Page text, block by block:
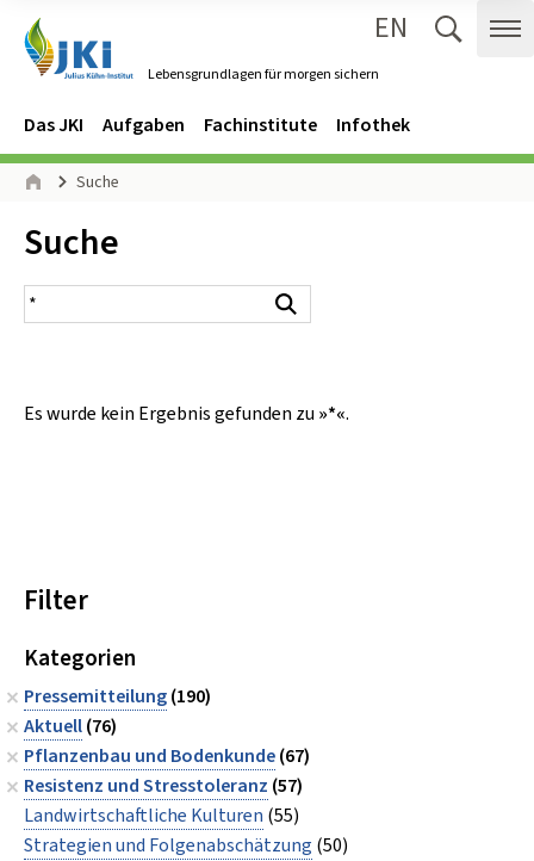
Lebensgrundlagen für morgen sichern
EN
Navigation
Hauptmenü
Das JKI Aufgaben Fachinstitute Infothek
Seitenpfad
Suche
Inhalt:
Suche
Suchergebnis
Es wurde kein Ergebnis gefunden zu »*«.
Filter
Kategorien
Pressemitteilung(190)
Aktuell(76)
Pflanzenbau und Bodenkunde(67)
Resistenz und Stresstoleranz (57)
Landwirtschaftliche Kulturen (55)
Strategien und Folgenabschätzung (50)